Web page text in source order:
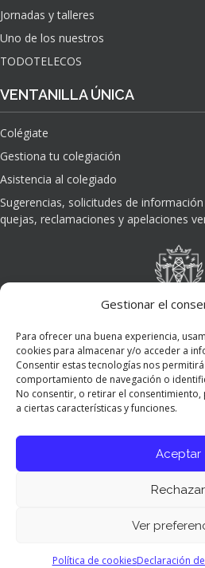
Gestionar el
Para ofrecer una buena experiencia,
cookies para almacenar y/o acceder a
Consentir estas tecnologías nos
comportamiento de navegación o
No consentir, o retirar el
a ciertas características y funciones.
Aceptar
Rechazar
Ver
Política de cookiesDeclaración
Jornadas y talleres
Uno de los nuestros
TODOTELECOS
VENTANILLA ÚNICA
Colégiate
Gestiona tu colegiación
Asistencia al colegiado
Sugerencias, solicitudes de
quejas, reclamaciones y apelaciones
Panel de